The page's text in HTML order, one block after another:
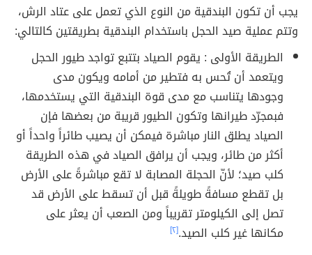
يجب أن تكون البندقية من النوع الذي تعمل على عتاد الرش،
وتتم عملية صيد الحجل باستخدام البندقية بطريقتين كالتالي:
الطريقة الأولى : يقوم الصياد بتتبع تواجد طيور الحجل
ويتعمد أن تُحس به فتطير من أمامه ويكون مدى
وجودها يتناسب مع مدى قوة البندقية التي يستخدمها،
فبمجرّد طيرانها وتكون الطيور قريبة من بعضها فإن
الصياد يطلق النار مباشرة فيمكن أن يصيب طائراً واحداً أو
أكثر من طائر، ويجب أن يرافق الصياد في هذه الطريقة
كلب صيد؛ لأنّ الحجلة المصابة لا تقع مباشرةً على الأرض
بل تقطع مسافةً طويلةً قبل أن تسقط على الأرض قد
تصل إلى الكيلومتر تقريباً ومن الصعب أن يعثر على
مكانها غير كلب الصيد.[٢]